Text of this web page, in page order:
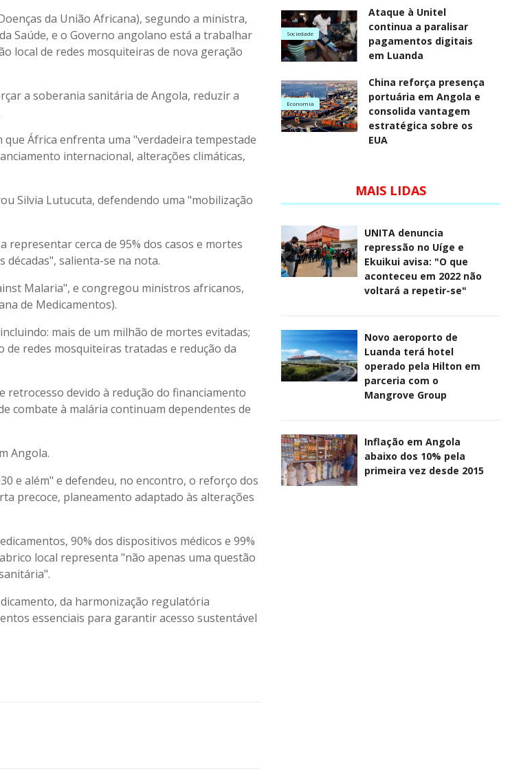
da União Africana), segundo a ministra,
Saúde, e o Governo angolano está a trabalhar
local de redes mosquiteiras de nova geração
a soberania sanitária de Angola, reduzir a
África enfrenta uma "verdadeira tempestade
internacional, alterações climáticas,
Silvia Lutucuta, defendendo uma "mobilização
cerca de 95% dos casos e mortes
salienta-se na nota.
Malaria", e congregou ministros africanos,
de Medicamentos).
mais de um milhão de mortes evitadas;
redes mosquiteiras tratadas e redução da
retrocesso devido à redução do financiamento
combate à malária continuam dependentes de
Angola.
e além" e defendeu, no encontro, o reforço dos
precoce, planeamento adaptado às alterações
90% dos dispositivos médicos e 99%
local representa "não apenas uma questão
da harmonização regulatória
essenciais para garantir acesso sustentável
Sociedade
Ataque à Unitel
continua a paralisar
pagamentos digitais
em Luanda
Economia
China reforça presença
portuária em Angola e
consolida vantagem
estratégica sobre os
EUA
MAIS LIDAS
UNITA denuncia
repressão no Uíge e
Ekuikui avisa: "O que
aconteceu em 2022 não
voltará a repetir-se"
Novo aeroporto de
Luanda terá hotel
operado pela Hilton em
parceria com o
Mangrove Group
Inflação em Angola
abaixo dos 10% pela
primeira vez desde 2015